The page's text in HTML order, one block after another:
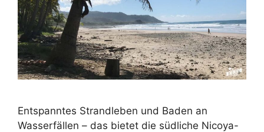
Entspanntes Strandleben und Baden an
Wasserfällen – das bietet die südliche Nicoya-